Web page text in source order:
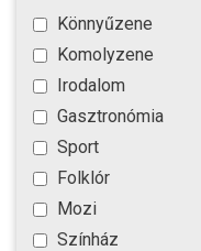
Könnyűzene
Komolyzene
Irodalom
Gasztronómia
Sport
Folklór
Mozi
Színház